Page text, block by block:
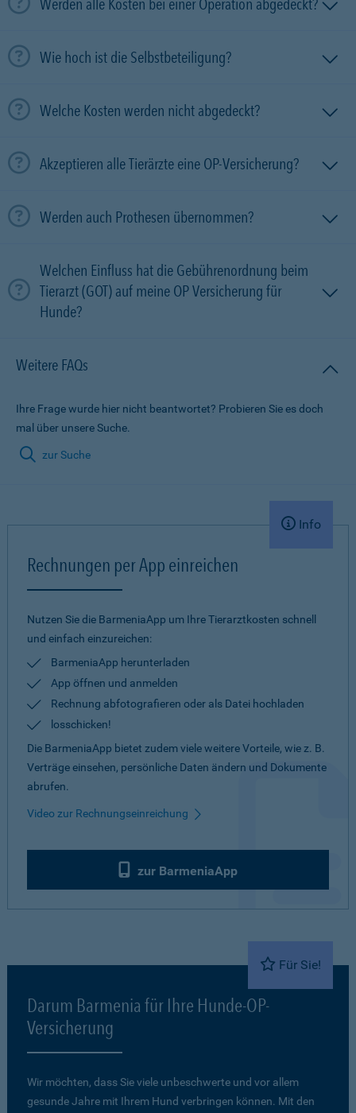
Werden alle Kosten bei einer Operation abgedeckt?
Wie hoch ist die Selbstbeteiligung?
Welche Kosten werden nicht abgedeckt?
Akzeptieren alle Tierärzte eine OP-Versicherung?
Werden auch Prothesen übernommen?
Welchen Einfluss hat die Gebührenordnung beim
Tierarzt (GOT) auf meine OP Versicherung für
Hunde?
Weitere FAQs
Ihre Frage wurde hier nicht beantwortet? Probieren Sie es doch
mal über unsere Suche.
zur Suche
Info
Rechnungen per App einreichen
Nutzen Sie die BarmeniaApp um Ihre Tierarztkosten schnell
und einfach einzureichen:
BarmeniaApp herunterladen
App öffnen und anmelden
Rechnung abfotografieren oder als Datei hochladen
losschicken!
Die BarmeniaApp bietet zudem viele weitere Vorteile, wie z. B.
Verträge einsehen, persönliche Daten ändern und Dokumente
abrufen.
Video zur Rechnungseinreichung
zur BarmeniaApp
Für Sie!
Darum Barmenia für Ihre Hunde-OP-
Versicherung
Wir möchten, dass Sie viele unbeschwerte und vor allem
gesunde Jahre mit Ihrem Hund verbringen können. Mit den